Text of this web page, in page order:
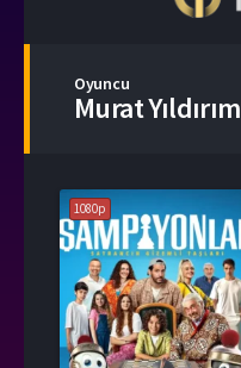
Oyuncu
Murat Yıldırım
1080p